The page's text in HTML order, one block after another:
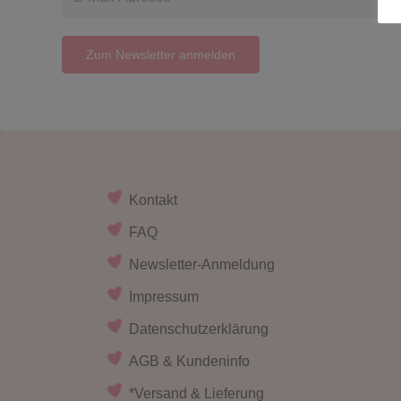
Kontakt
FAQ
Newsletter-Anmeldung
Impressum
Datenschutzerklärung
AGB & Kundeninfo
*Versand & Lieferung